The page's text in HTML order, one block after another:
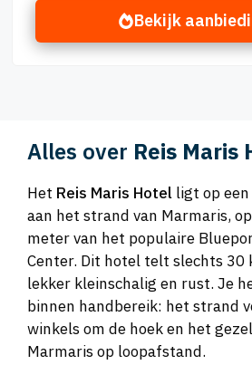
Bekijk
Alles over Reis Maris
Het Reis Maris Hotel ligt op
aan het strand van Marmaris,
meter van het populaire
Center. Dit hotel telt slechts 30
lekker kleinschalig en rust. Je
binnen handbereik: het strand
winkels om de hoek en het
Marmaris op loopafstand.